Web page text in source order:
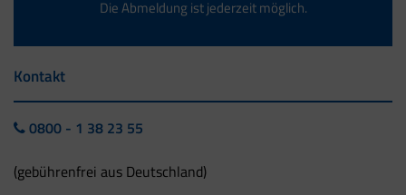
Die Abmeldung ist jederzeit möglich.
Kontakt
0800 - 1 38 23 55
(gebührenfrei aus Deutschland)